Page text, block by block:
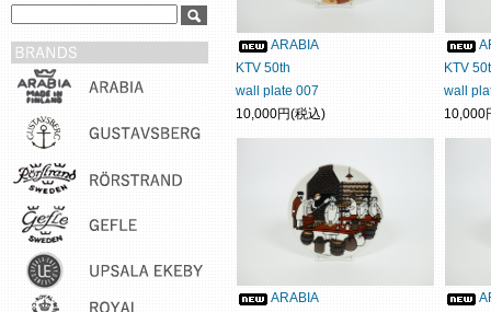
ARABIA
KTV 50th
wall plate 007
10,000円(税込)
KTV
wall
10,000
ARABIA